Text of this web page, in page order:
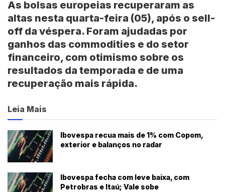
As bolsas europeias recuperaram as
altas nesta quarta-feira (05), após o sell-
off da véspera. Foram ajudadas por
ganhos das commodities e do setor
financeiro, com otimismo sobre os
resultados da temporada e de uma
recuperação mais rápida.
Leia Mais
Ibovespa recua mais de 1% com Copom,
exterior e balanços no radar
Ibovespa fecha com leve baixa, com
Petrobras e Itaú; Vale sobe